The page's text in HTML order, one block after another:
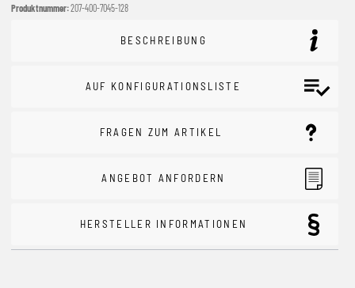
Produktnummer:207-400-7045-128
BESCHREIBUNG
AUF KONFIGURATIONSLISTE
FRAGEN ZUM ARTIKEL
ANGEBOT ANFORDERN
HERSTELLER INFORMATIONEN